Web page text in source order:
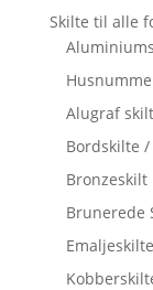
Skilte til alle
Alugraf
Bordskilte
Bronzeskilt
Brunerede
Emaljeskilte